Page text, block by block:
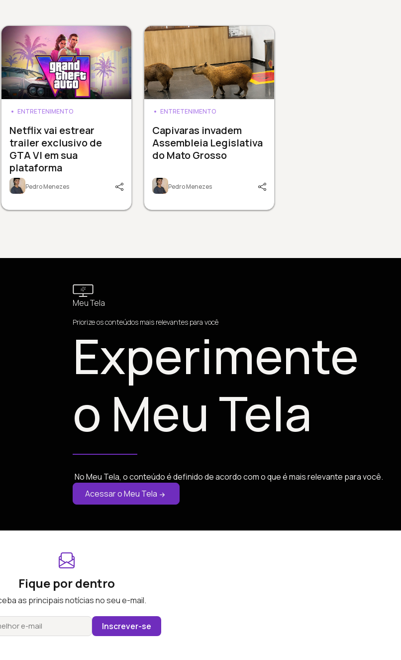
ENTRETENIMENTO
Netflix vai estrear
trailer exclusivo de
GTA VI em sua
plataforma
Pedro Menezes
ENTRETENIMENTO
Capivaras invadem
Assembleia Legislativa
do Mato Grosso
Pedro Menezes
Meu Tela
Priorize os conteúdos mais relevantes para você
Experimente
o Meu Tela
No Meu Tela, o conteúdo é definido de acordo com o que é mais relevante para você.
Acessar o Meu Tela
Fique por dentro
as principais notícias no seu e-mail.
Inscrever-se